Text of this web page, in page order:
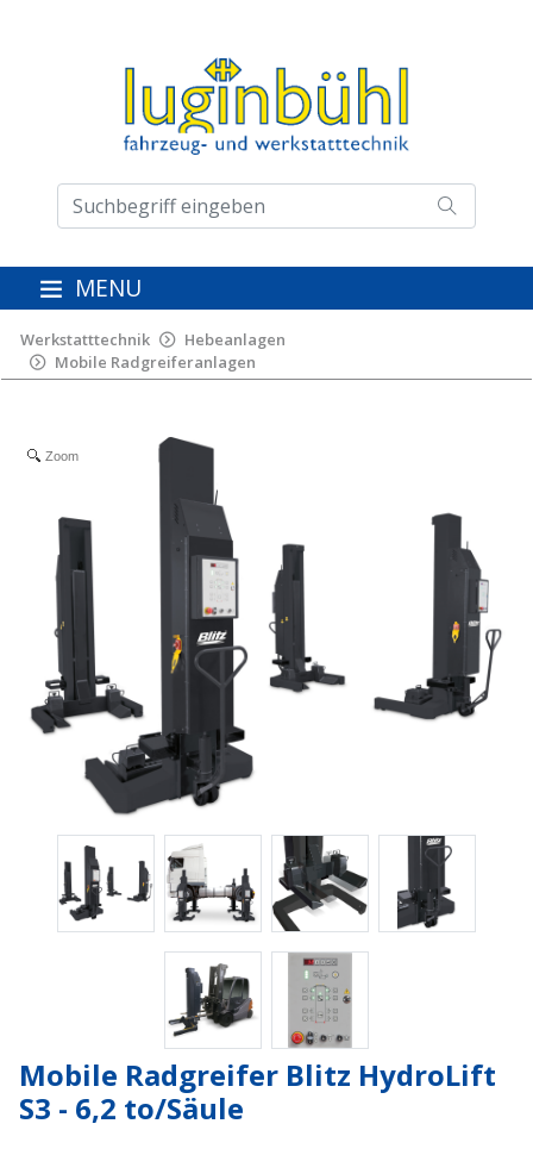
MENU
Werkstatttechnik
Hebeanlagen
Mobile Radgreiferanlagen
Zoom
Mobile Radgreifer Blitz HydroLift
S3 - 6,2 to/Säule